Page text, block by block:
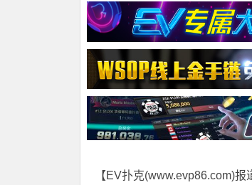
【EV扑克(www.evp86.com)报